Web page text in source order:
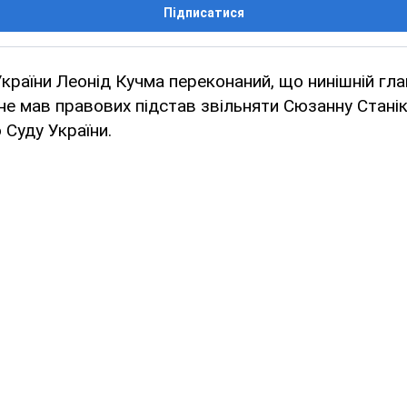
Підписатися
Леонід Кучма переконаний, що нинішній
мав правових підстав звільняти Сюзанну
України.